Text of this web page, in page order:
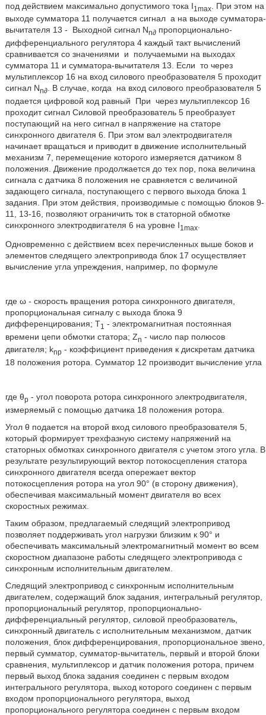
под действием максимально допустимого тока I1max. При этом на
выходе сумматора 11 получается сигнал а на выходе сумматора-
вычитателя 13 -
Выходной сигнал Nn∂пропорционально-
дифференциального регулятора 4 каждый такт вычислений
сравнивается со значениями
и
получаемыми на выходах
сумматора 11 и сумматора-вычитателя 13. Если то через
мультиплексор 16 на вход силового преобразователя 5 проходит
сигнал Nn∂. В случае, когда
на вход силового преобразователя 5
подается цифровой код равный
При через мультиплексор 16
проходит сигнал Силовой преобразователь 5 преобразует
поступающий на него сигнал в напряжение на статоре
синхронного двигателя 6. При этом вал электродвигателя
начинает вращаться и приводит в движение исполнительный
механизм 7, перемещение которого измеряется датчиком 8
положения. Движение продолжается до тех пор, пока величина
сигнала с датчика 8 положения не сравняется с величиной
задающего сигнала, поступающего с первого выхода блока 1
задания. При этом действия, производимые с помощью блоков 9-
11, 13-16, позволяют ограничить ток в статорной обмотке
синхронного электродвигателя 6 на уровне I1max.
Одновременно с действием всех перечисленных выше боков и
элементов следящего электропривода блок 17 осуществляет
вычисление угла упреждения, например, по формуле
где ω - скорость вращения ротора синхронного двигателя,
пропорциональная сигналу с выхода блока 9
дифференцирования; T1 - электромагнитная постоянная
времени цепи обмотки статора; Zn - число пар полюсов
двигателя; knp - коэффициент приведения к дискретам датчика
18 положения ротора. Сумматор 12 производит вычисление угла
где θр - угол поворота ротора синхронного электродвигателя,
измеряемый с помощью датчика 18 положения ротора.
Угол θ подается на второй вход силового преобразователя 5,
который формирует трехфазную систему напряжений на
статорных обмотках синхронного двигателя с учетом этого угла. В
результате результирующий вектор потокосцепления статора
синхронного двигателя всегда опережает вектор
потокосцепления ротора на угол 90° (в сторону движения),
обеспечивая максимальный момент двигателя во всех
скоростных режимах.
Таким образом, предлагаемый следящий электропривод
позволяет поддерживать угол нагрузки близким к 90° и
обеспечивать максимальный электромагнитный момент во всем
скоростном диапазоне работы следящего электропривода с
синхронным исполнительным двигателем.
Следящий электропривод с синхронным исполнительным
двигателем, содержащий блок задания, интегральный регулятор,
пропорциональный регулятор, пропорционально-
дифференциальный регулятор, силовой преобразователь,
синхронный двигатель с исполнительным механизмом, датчик
положения, блок дифференцирования, пропорциональное звено,
первый сумматор, сумматор-вычитатель, первый и второй блоки
сравнения, мультиплексор и датчик положения ротора, причем
первый выход блока задания соединен с первым входом
интегрального регулятора, выход которого соединен с первым
входом пропорционального регулятора, выход
пропорционального регулятора соединен с первым входом